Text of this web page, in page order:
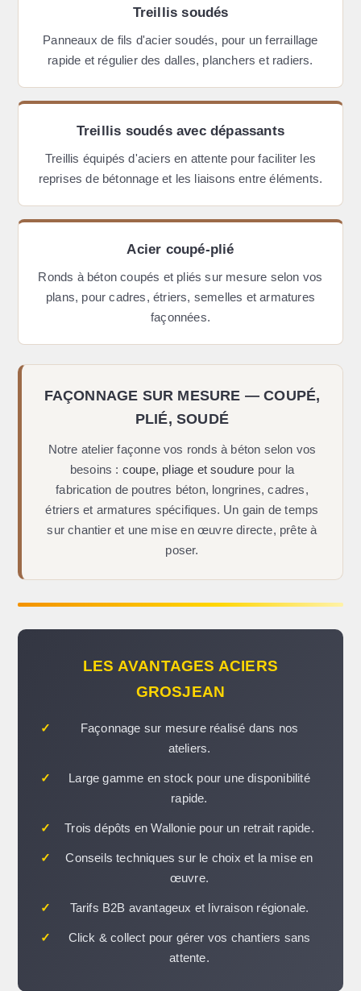
Treillis soudés
Panneaux de fils d'acier soudés, pour un ferraillage
rapide et régulier des dalles, planchers et radiers.
Treillis soudés avec dépassants
Treillis équipés d'aciers en attente pour faciliter les
reprises de bétonnage et les liaisons entre éléments.
Acier coupé-plié
Ronds à béton coupés et pliés sur mesure selon vos
plans, pour cadres, étriers, semelles et armatures
façonnées.
FAÇONNAGE SUR MESURE — COUPÉ,
PLIÉ, SOUDÉ
Notre atelier façonne vos ronds à béton selon vos
besoins : coupe, pliage et soudure pour la
fabrication de poutres béton, longrines, cadres,
étriers et armatures spécifiques. Un gain de temps
sur chantier et une mise en œuvre directe, prête à
poser.
LES AVANTAGES ACIERS
GROSJEAN
✓
Façonnage sur mesure réalisé dans nos
ateliers.
✓
Large gamme en stock pour une disponibilité
rapide.
✓ Trois dépôts en Wallonie pour un retrait rapide.
✓
Conseils techniques sur le choix et la mise en
œuvre.
✓ Tarifs B2B avantageux et livraison régionale.
✓
Click & collect pour gérer vos chantiers sans
attente.